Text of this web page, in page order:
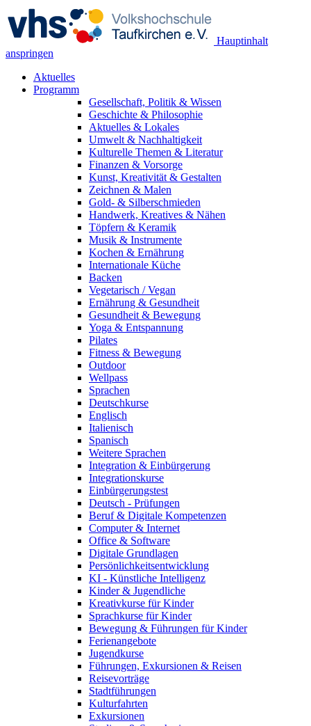
Hauptinhalt
anspringen
Aktuelles
Programm
Gesellschaft, Politik & Wissen
Geschichte & Philosophie
Aktuelles & Lokales
Umwelt & Nachhaltigkeit
Kulturelle Themen & Literatur
Finanzen & Vorsorge
Kunst, Kreativität & Gestalten
Zeichnen & Malen
Gold- & Silberschmieden
Handwerk, Kreatives & Nähen
Töpfern & Keramik
Musik & Instrumente
Kochen & Ernährung
Internationale Küche
Backen
Vegetarisch / Vegan
Ernährung & Gesundheit
Gesundheit & Bewegung
Yoga & Entspannung
Pilates
Fitness & Bewegung
Outdoor
Wellpass
Sprachen
Deutschkurse
Englisch
Italienisch
Spanisch
Weitere Sprachen
Integration & Einbürgerung
Integrationskurse
Einbürgerungstest
Deutsch - Prüfungen
Beruf & Digitale Kompetenzen
Computer & Internet
Office & Software
Digitale Grundlagen
Persönlichkeitsentwicklung
KI - Künstliche Intelligenz
Kinder & Jugendliche
Kreativkurse für Kinder
Sprachkurse für Kinder
Bewegung & Führungen für Kinder
Ferienangebote
Jugendkurse
Führungen, Exkursionen & Reisen
Reisevorträge
Stadtführungen
Kulturfahrten
Exkursionen